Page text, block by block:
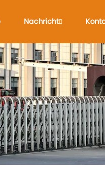
Nachricht